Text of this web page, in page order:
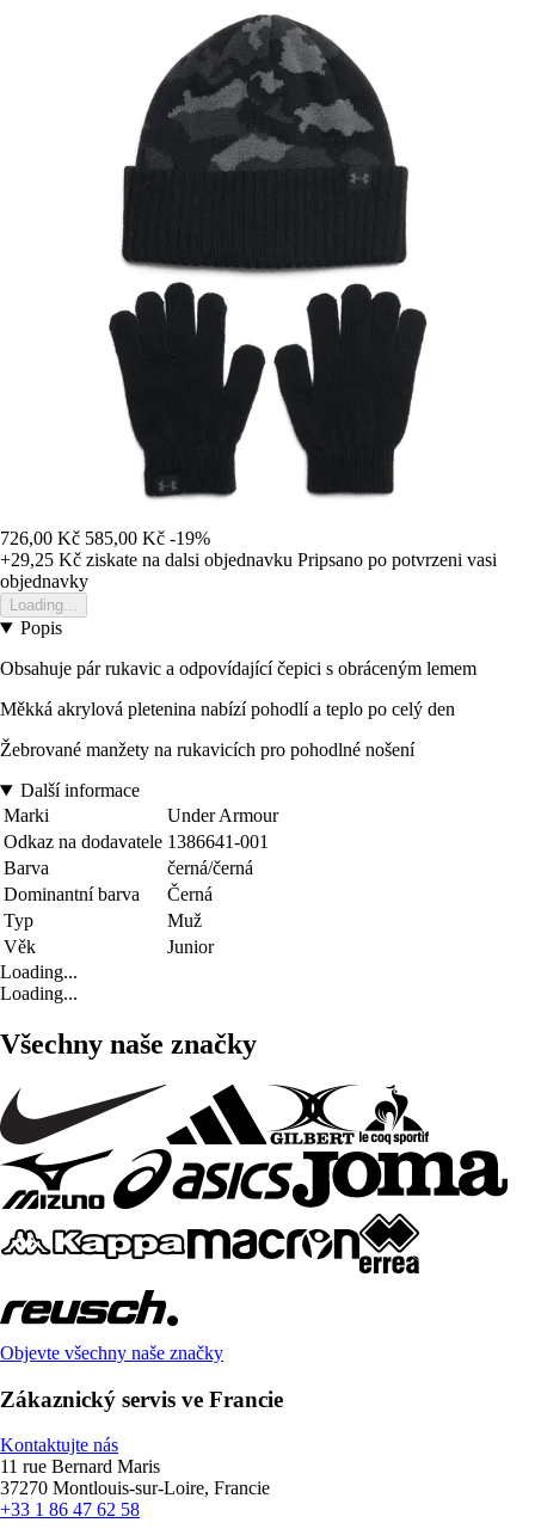
726,00 Kč 585,00 Kč -19%
+29,25 Kč ziskate na dalsi objednavku Pripsano po potvrzeni vasi
objednavky
Loading...
Popis
Obsahuje pár rukavic a odpovídající čepici s obráceným lemem
Měkká akrylová pletenina nabízí pohodlí a teplo po celý den
Žebrované manžety na rukavicích pro pohodlné nošení
Další informace
Marki
Under Armour
Odkaz na dodavatele 1386641-001
Barva
černá/černá
Dominantní barva
Černá
Typ
Muž
Věk
Junior
Loading...
Loading...
Všechny naše značky
Objevte všechny naše značky
Zákaznický servis ve Francie
Kontaktujte nás
11 rue Bernard Maris
37270 Montlouis-sur-Loire, Francie
+33 1 86 47 62 58